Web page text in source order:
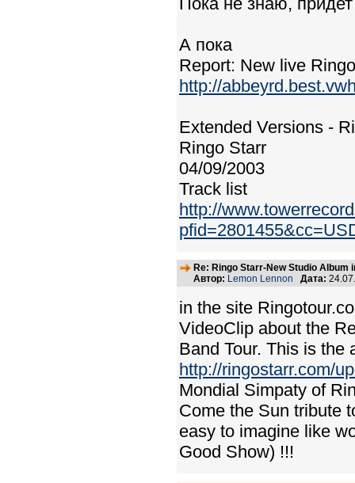
А пока
Report: New live
http://
Extended Versions -
Ringo Starr
04/09/2003
Track list
http://
Re: Ringo Starr-New Studio Album
Автор: Lemon Lennon Дата:
in the site
VideoClip about the
Band Tour. This is the
http://ringostarr.com/
Mondial Simpaty of
Come the Sun tribute
easy to imagine like
Good Show) !!!